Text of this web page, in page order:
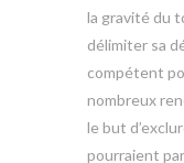
la gravité du
délimiter sa
compétent
nombreux
le but
pourraient